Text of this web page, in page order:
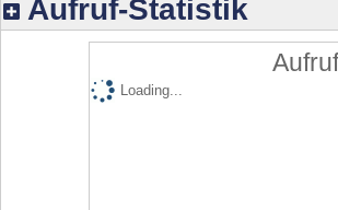
Aufruf-Statistik
Loading...